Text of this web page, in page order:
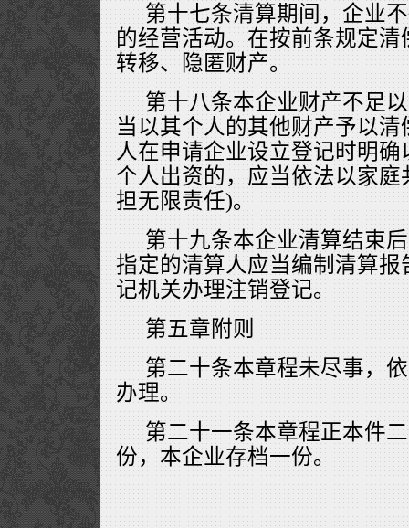
第十七条清算期间，企业
的经营活动。在按前条规定
转移、隐匿财产。
第十八条本企业财产不足
当以其个人的其他财产予以
人在申请企业设立登记时明
个人出资的，应当依法以家
担无限责任)。
第十九条本企业清算结束
指定的清算人应当编制清算
记机关办理注销登记。
第五章附则
第二十条本章程未尽事，
办理。
第二十一条本章程正本件
份，本企业存档一份。